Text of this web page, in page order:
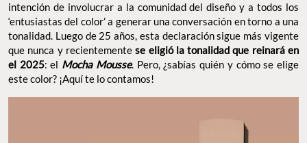
intención de involucrar a la comunidad del diseño y a todos los
‘entusiastas del color’ a generar una conversación en torno a una
tonalidad. Luego de 25 años, esta declaración sigue más vigente
que nunca y recientementese eligió la tonalidad que reinará en
el 2025: el Mocha Mousse. Pero, ¿sabías quién y cómo se elige
este color? ¡Aquí te lo contamos!